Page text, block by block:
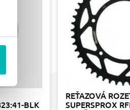
BLK
REŤAZOVÁ
SUPERSPROX